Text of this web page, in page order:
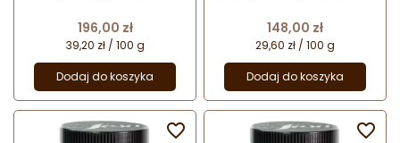
wapniem - nr. kat. 48675 Sosa
Ingredients
Cena
196,00 zł
39,20 zł / 100 g
Dodaj do koszyka
kat. 56462 Sosa Ingredients
Cena
148,00 zł
29,60 zł / 100 g
Dodaj do koszyka
 